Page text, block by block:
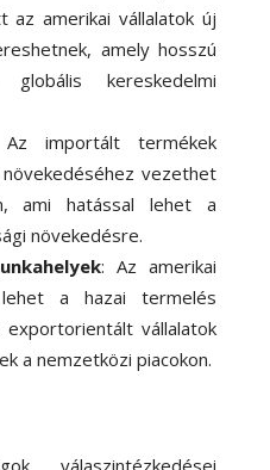
az amerikai vállalatok új
amely hosszú
kereskedelmi
importált termékek
vezethet
ami hatással lehet a
növekedésre.
: Az amerikai
a hazai termelés
vállalatok
a nemzetközi piacokon.
válaszintézkedései